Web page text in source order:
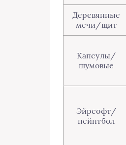
Деревянные
мечи/щит
Капсулы/
шумовые
Эйрсофт/
пейнтбол